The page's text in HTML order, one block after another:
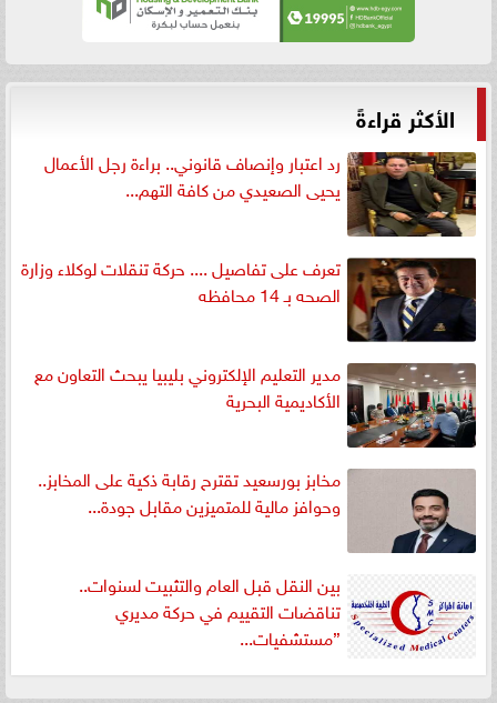
الأكثر قراءةً
رد اعتبار وإنصاف قانوني.. براءة رجل الأعمال
يحيى الصعيدي من كافة التهم...
تعرف على تفاصيل .... حركة تنقلات لوكلاء وزارة
الصحه بـ 14 محافظه
مدير التعليم الإلكتروني بليبيا يبحث التعاون مع
الأكاديمية البحرية
مخابز بورسعيد تقترح رقابة ذكية على المخابز..
وحوافز مالية للمتميزين مقابل جودة...
بين النقل قبل العام والتثبيت لسنوات..
تناقضات التقييم في حركة مديري
”مستشفيات...